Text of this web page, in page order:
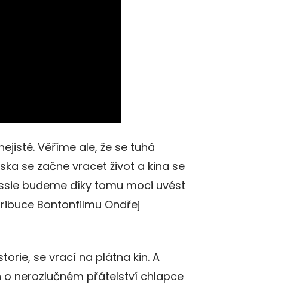
Věříme ale, že se tuhá
se začne vracet život a kina se
budeme díky tomu moci uvést
Bontonfilmu Ondřej
se vrací na plátna kin. A
o nerozlučném přátelství chlapce